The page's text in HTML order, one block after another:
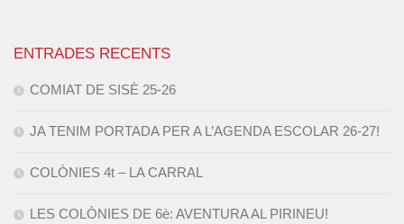
ENTRADES RECENTS
COMIAT DE SISÈ 25-26
JA TENIM PORTADA PER A L’AGENDA ESCOLAR 26-27!
COLÒNIES 4t – LA CARRAL
LES COLÒNIES DE 6è: AVENTURA AL PIRINEU!